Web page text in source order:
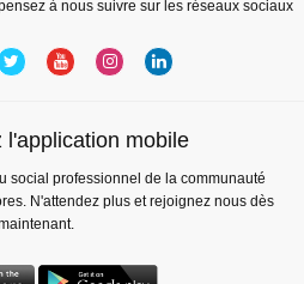
à nous suivre sur les réseaux sociaux
l'application mobile
social professionnel de la communauté
N'attendez plus et rejoignez nous dès